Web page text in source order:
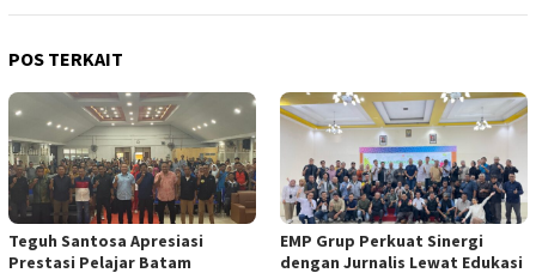
POS TERKAIT
Teguh Santosa Apresiasi
Prestasi Pelajar Batam
EMP Grup Perkuat Sinergi
dengan Jurnalis Lewat Edukasi